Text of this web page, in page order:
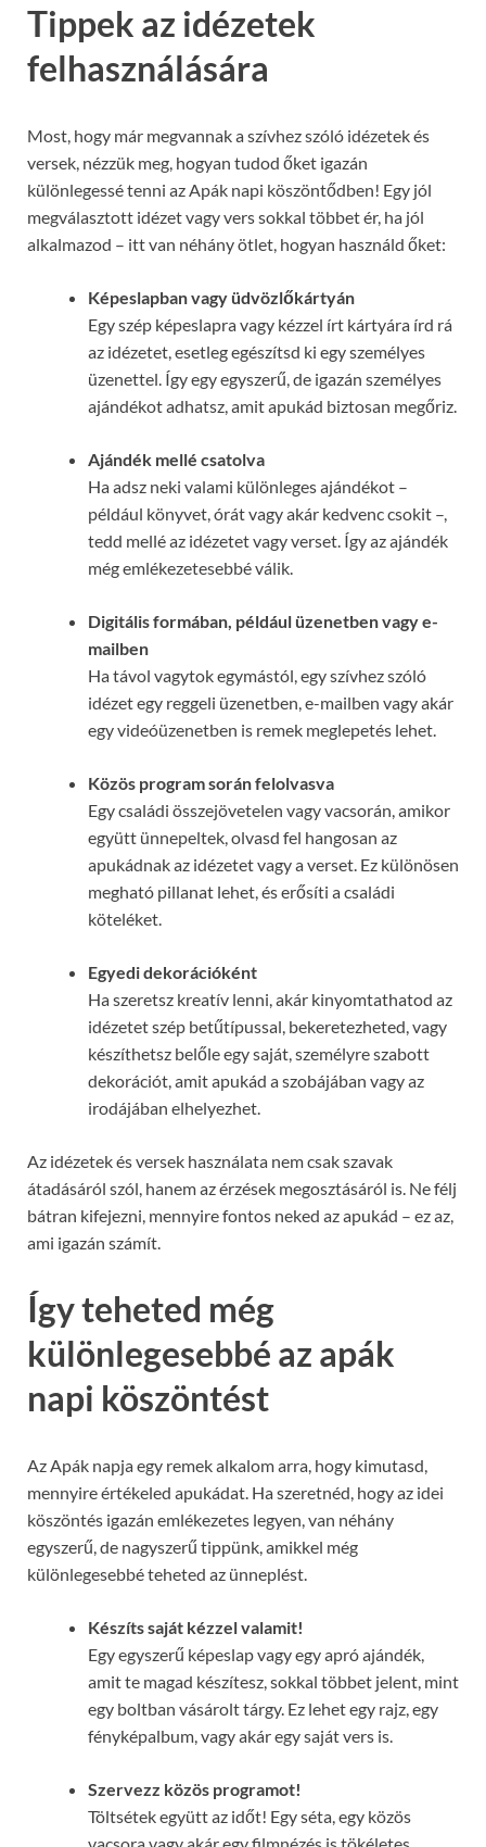
Tippek az idézetek
felhasználására
Most, hogy már megvannak a szívhez szóló idézetek és
versek, nézzük meg, hogyan tudod őket igazán
különlegessé tenni az Apák napi köszöntődben! Egy jól
megválasztott idézet vagy vers sokkal többet ér, ha jól
alkalmazod – itt van néhány ötlet, hogyan használd őket:
Képeslapban vagy üdvözlőkártyán
Egy szép képeslapra vagy kézzel írt kártyára írd rá
az idézetet, esetleg egészítsd ki egy személyes
üzenettel. Így egy egyszerű, de igazán személyes
ajándékot adhatsz, amit apukád biztosan megőriz.
Ajándék mellé csatolva
Ha adsz neki valami különleges ajándékot –
például könyvet, órát vagy akár kedvenc csokit –,
tedd mellé az idézetet vagy verset. Így az ajándék
még emlékezetesebbé válik.
Digitális formában, például üzenetben vagy e-
mailben
Ha távol vagytok egymástól, egy szívhez szóló
idézet egy reggeli üzenetben, e-mailben vagy akár
egy videóüzenetben is remek meglepetés lehet.
Közös program során felolvasva
Egy családi összejövetelen vagy vacsorán, amikor
együtt ünnepeltek, olvasd fel hangosan az
apukádnak az idézetet vagy a verset. Ez különösen
megható pillanat lehet, és erősíti a családi
köteléket.
Egyedi dekorációként
Ha szeretsz kreatív lenni, akár kinyomtathatod az
idézetet szép betűtípussal, bekeretezheted, vagy
készíthetsz belőle egy saját, személyre szabott
dekorációt, amit apukád a szobájában vagy az
irodájában elhelyezhet.
Az idézetek és versek használata nem csak szavak
átadásáról szól, hanem az érzések megosztásáról is. Ne félj
bátran kifejezni, mennyire fontos neked az apukád – ez az,
ami igazán számít.
Így teheted még
különlegesebbé az apák
napi köszöntést
Az Apák napja egy remek alkalom arra, hogy kimutasd,
mennyire értékeled apukádat. Ha szeretnéd, hogy az idei
köszöntés igazán emlékezetes legyen, van néhány
egyszerű, de nagyszerű tippünk, amikkel még
különlegesebbé teheted az ünneplést.
Készíts saját kézzel valamit!
Egy egyszerű képeslap vagy egy apró ajándék,
amit te magad készítesz, sokkal többet jelent, mint
egy boltban vásárolt tárgy. Ez lehet egy rajz, egy
fényképalbum, vagy akár egy saját vers is.
Szervezz közös programot!
Töltsétek együtt az időt! Egy séta, egy közös